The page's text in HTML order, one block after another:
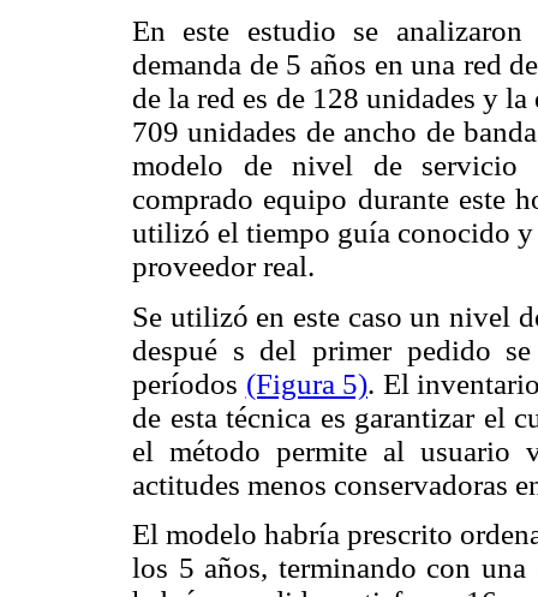
En este estudio se
demanda de 5 años en una red
de la red es de 128 unidades y
709 unidades de ancho de
modelo de nivel de servicio
comprado equipo durante este
utilizó el tiempo guía conocido y
proveedor real.
Se utilizó en este caso un nivel
despué s del primer pedido
períodos (Figura 5). El
de esta técnica es garantizar el
el método permite al usuario
actitudes menos conservadoras
El modelo habría prescrito
los 5 años, terminando con